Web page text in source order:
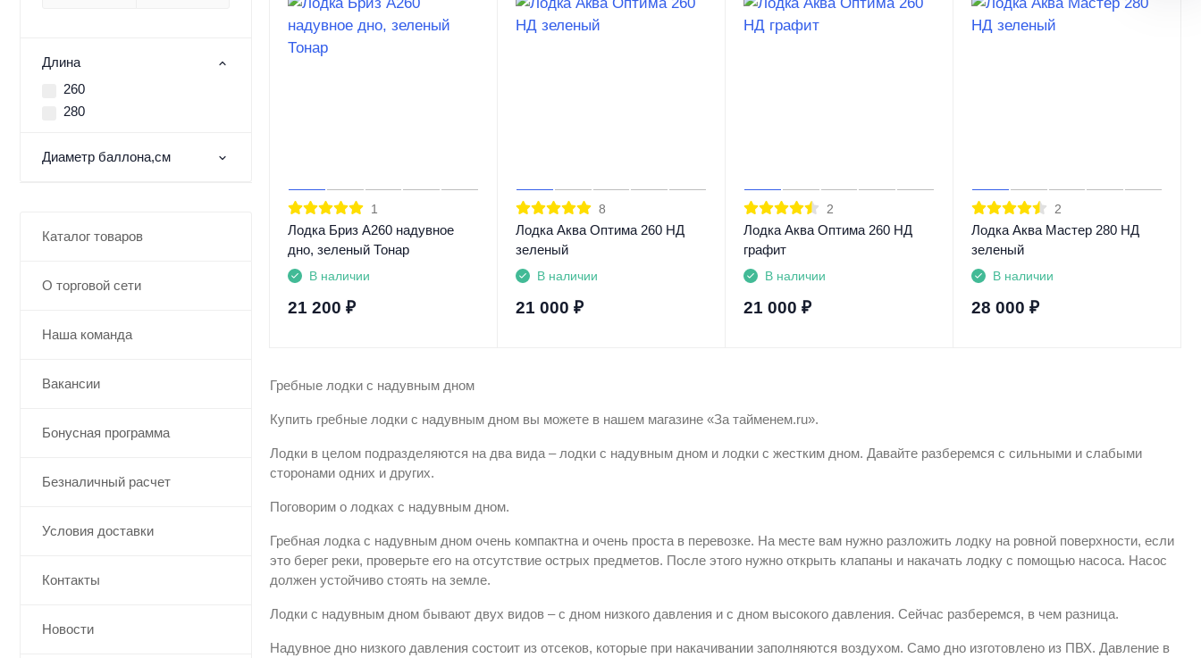
Длина
260
280
Диаметр баллона,см
Каталог товаров
О торговой сети
Наша команда
Вакансии
Бонусная программа
Безналичный расчет
Условия доставки
Контакты
Новости
1
Лодка Бриз А260 надувное
дно, зеленый Тонар
В наличии
21 200 ₽
8
Лодка Аква Оптима 260 НД
зеленый
В наличии
21 000 ₽
2
Лодка Аква Оптима 260 НД
графит
В наличии
21 000 ₽
2
Лодка Аква Мастер 280 НД
зеленый
В наличии
28 000 ₽
Гребные лодки с надувным дном
Купить гребные лодки с надувным дном вы можете в нашем магазине «За тайменем.ru».
Лодки в целом подразделяются на два вида – лодки с надувным дном и лодки с жестким дном. Давайте разберемся с сильными и слабыми
сторонами одних и других.
Поговорим о лодках с надувным дном.
Гребная лодка с надувным дном очень компактна и очень проста в перевозке. На месте вам нужно разложить лодку на ровной поверхности, если
это берег реки, проверьте его на отсутствие острых предметов. После этого нужно открыть клапаны и накачать лодку с помощью насоса. Насос
должен устойчиво стоять на земле.
Лодки с надувным дном бывают двух видов – с дном низкого давления и с дном высокого давления. Сейчас разберемся, в чем разница.
Надувное дно низкого давления состоит из отсеков, которые при накачивании заполняются воздухом. Само дно изготовлено из ПВХ. Давление в